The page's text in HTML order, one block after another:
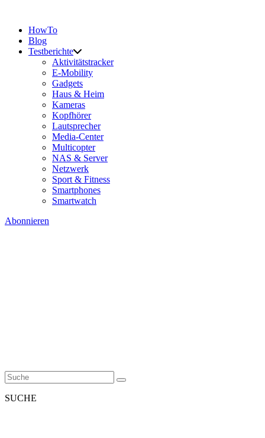
HowTo
Blog
Testberichte
Aktivitätstracker
E-Mobility
Gadgets
Haus & Heim
Kameras
Kopfhörer
Lautsprecher
Media-Center
Multicopter
NAS & Server
Netzwerk
Sport & Fitness
Smartphones
Smartwatch
Abonnieren
SUCHE